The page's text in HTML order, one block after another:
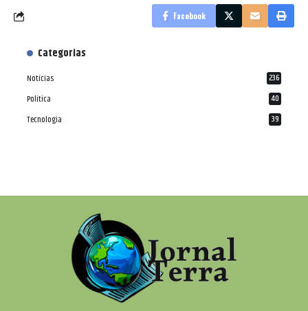
Facebook
Categorias
Notícias 236
Política 40
Tecnologia 39